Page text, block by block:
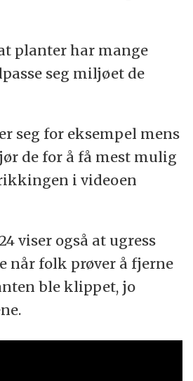
planter har mange
seg miljøet de
seg for eksempel mens
de for å få mest mulig
i videoen
viser også at ugress
når folk prøver å fjerne
ble klippet, jo